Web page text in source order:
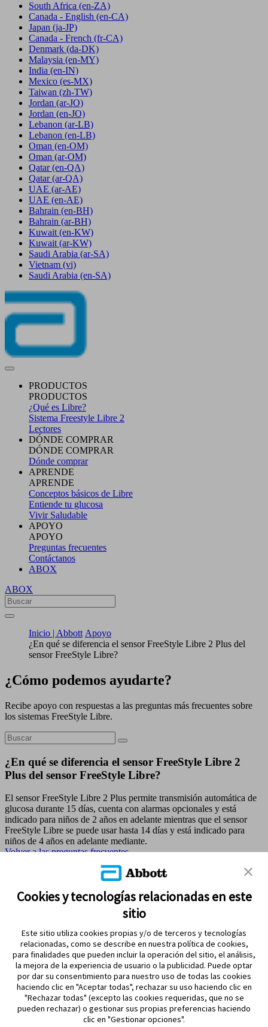
South Africa (en-ZA)
Canada - English (en-CA)
Japan (ja-JP)
Canada - French (fr-CA)
Denmark (da-DK)
Malaysia (en-MY)
India (en-IN)
Mexico (es-MX)
Taiwan (zh-TW)
Jordan (ar-JO)
Jordan (en-JO)
Lebanon (ar-LB)
Lebanon (en-LB)
Oman (en-OM)
Oman (ar-OM)
Qatar (en-QA)
Qatar (ar-QA)
UAE (ar-AE)
UAE (en-AE)
Bahrain (en-BH)
Bahrain (ar-BH)
Kuwait (en-KW)
Kuwait (ar-KW)
Saudi Arabia (ar-SA)
Vietnam (vi)
Saudi Arabia (en-SA)
PRODUCTOS
PRODUCTOS
¿Qué es Libre?
Sistema Freestyle Libre 2
Lectores
DÓNDE COMPRAR
DÓNDE COMPRAR
Dónde comprar
APRENDE
APRENDE
Conceptos básicos de Libre
Entiende tu glucosa
Vivir Saludable
APOYO
APOYO
Preguntas frecuentes
Contáctanos
ABOX
ABOX
Inicio | Abbott Apoyo
¿En qué se diferencia el sensor FreeStyle Libre 2 Plus del
sensor FreeStyle Libre?
¿Cómo podemos ayudarte?
Recibe apoyo con respuestas a las preguntas más frecuentes sobre
los sistemas FreeStyle Libre.
¿En qué se diferencia el sensor FreeStyle Libre 2
Plus del sensor FreeStyle Libre?
El sensor FreeStyle Libre 2 Plus permite transmisión automática de
glucosa durante 15 días, cuenta con alarmas opcionales y está
indicado para niños de 2 años en adelante mientras que el sensor
FreeStyle Libre se puede usar hasta 14 días y está indicado para
niños de 4 años en adelante mediante.
Volver a las preguntas frecuentes
CONTÁCTANOS
Cookies y tecnologías relacionadas en este
sitio
Este sitio utiliza cookies propias y/o de terceros y tecnologías
relacionadas, como se describe en nuestra política de cookies,
para finalidades que pueden incluir la operación del sitio, el análisis,
la mejora de la experiencia de usuario o la publicidad. Puede optar
por dar su consentimiento para nuestro uso de todas las cookies
haciendo clic en "Aceptar todas", rechazar su uso haciendo clic en
"Rechazar todas" (excepto las cookies requeridas, que no se
pueden rechazar) o gestionar sus propias preferencias haciendo
clic en "Gestionar opciones".